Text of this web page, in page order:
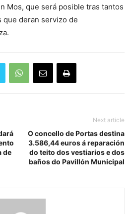
Mos, que será posible tras tantos
que deran servizo de
de
Next article
O concello de Portas destina
3.586,44 euros á reparación
do teito dos vestiarios e dos
baños do Pavillón Municipal